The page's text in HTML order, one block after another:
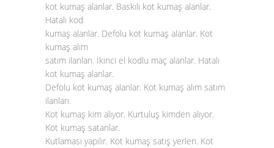
kot kumaş alanlar. Baskılı kot kumaş alanlar.
Hatalı kod
kumaş alanlar. Defolu kot kumaş alanlar. Kot
kumaş alım
satım ilanları. İkinci el kodlu maç alanlar. Hatalı
kot kumaş alanlar.
Defolu kot kumaş alanlar. Kot kumaş alım satım
ilanları.
Kot kumaş kim alıyor. Kurtuluş kimden alıyor.
Kot kumaş satanlar.
Kutlaması yapılır. Kot kumaş satış yerleri. Kot